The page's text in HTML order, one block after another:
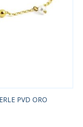
PVD ORO